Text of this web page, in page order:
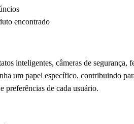
encontrado
inteligentes, câmeras de segurança,
um papel específico, contribuindo
preferências de cada usuário.